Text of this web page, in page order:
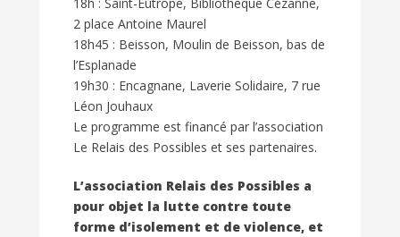
2 place Antoine Maurel
18h45 : Beisson, Moulin de Beisson, bas de
l’Esplanade
19h30 : Encagnane, Laverie Solidaire, 7 rue
Léon Jouhaux
Le programme est financé par l’association
Le Relais des Possibles et ses partenaires.
L’association Relais des Possibles a
pour objet la lutte contre toute
forme d’isolement et de violence, et